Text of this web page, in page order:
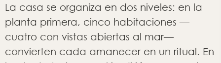
La casa se organiza en dos niveles: en la
planta primera, cinco habitaciones —
cuatro con vistas abiertas al mar—
convierten cada amanecer en un ritual. En